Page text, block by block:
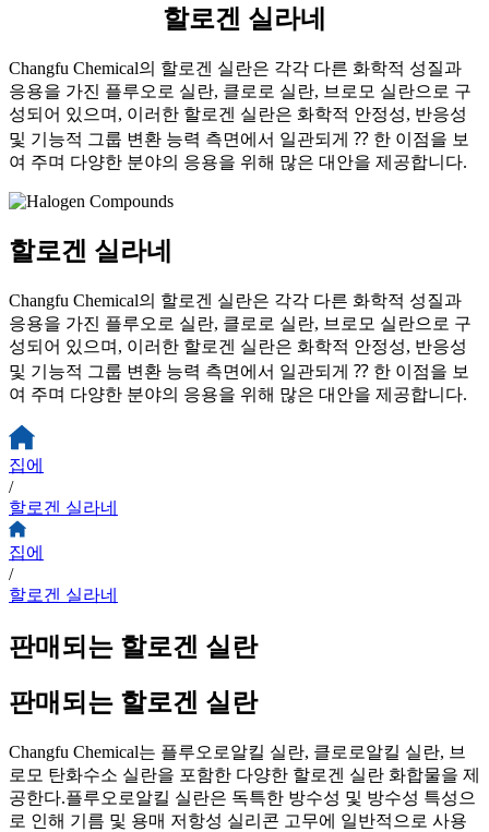
할로겐 실라네
Changfu Chemical의 할로겐 실란은 각각 다른 화학적 성질과
응용을 가진 플루오로 실란, 클로로 실란, 브로모 실란으로 구
성되어 있으며, 이러한 할로겐 실란은 화학적 안정성, 반응성
및 기능적 그룹 변환 능력 측면에서 일관되게 ⁇ 한 이점을 보
여 주며 다양한 분야의 응용을 위해 많은 대안을 제공합니다.
할로겐 실라네
Changfu Chemical의 할로겐 실란은 각각 다른 화학적 성질과
응용을 가진 플루오로 실란, 클로로 실란, 브로모 실란으로 구
성되어 있으며, 이러한 할로겐 실란은 화학적 안정성, 반응성
및 기능적 그룹 변환 능력 측면에서 일관되게 ⁇ 한 이점을 보
여 주며 다양한 분야의 응용을 위해 많은 대안을 제공합니다.
집에
/
할로겐 실라네
집에
/
할로겐 실라네
판매되는 할로겐 실란
판매되는 할로겐 실란
Changfu Chemical는 플루오로알킬 실란, 클로로알킬 실란, 브
로모 탄화수소 실란을 포함한 다양한 할로겐 실란 화합물을 제
공한다.플루오로알킬 실란은 독특한 방수성 및 방수성 특성으
로 인해 기름 및 용매 저항성 실리콘 고무에 일반적으로 사용